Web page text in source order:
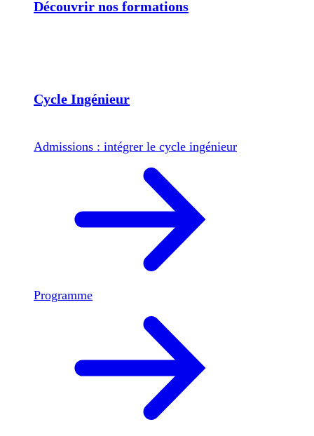
Découvrir nos formations
Cycle Ingénieur
Admissions : intégrer le cycle ingénieur
Programme